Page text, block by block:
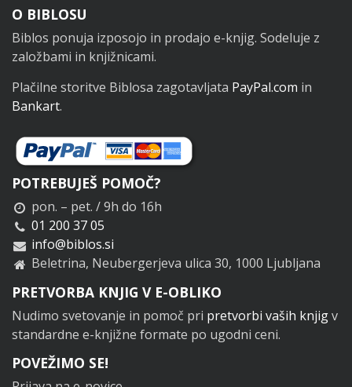
Noga
O BIBLOSU
Biblos ponuja izposojo in prodajo e-knjig. Sodeluje z
založbami in knjižnicami.
Plačilne storitve Biblosa zagotavljata PayPal.com in
Bankart.
POTREBUJEŠ POMOČ?
pon. – pet. / 9h do 16h
01 200 37 05
info@biblos.si
Beletrina, Neubergerjeva ulica 30, 1000 Ljubljana
PRETVORBA KNJIG V E-OBLIKO
Nudimo svetovanje in pomoč pri pretvorbi vaših knjigv
standardne e-knjižne formate po ugodni ceni.
POVEŽIMO SE!